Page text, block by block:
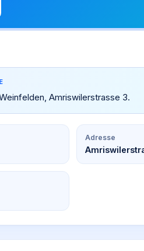
Amriswilerstrasse 3.
Adresse